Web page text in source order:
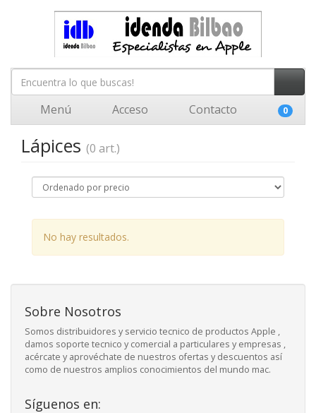
Menú Acceso Contacto 0
Lápices (0 art.)
No hay resultados.
Sobre Nosotros
Somos distribuidores y servicio tecnico de productos Apple ,
damos soporte tecnico y comercial a particulares y empresas ,
acércate y aprovéchate de nuestros ofertas y descuentos así
como de nuestros amplios conocimientos del mundo mac.
Síguenos en: